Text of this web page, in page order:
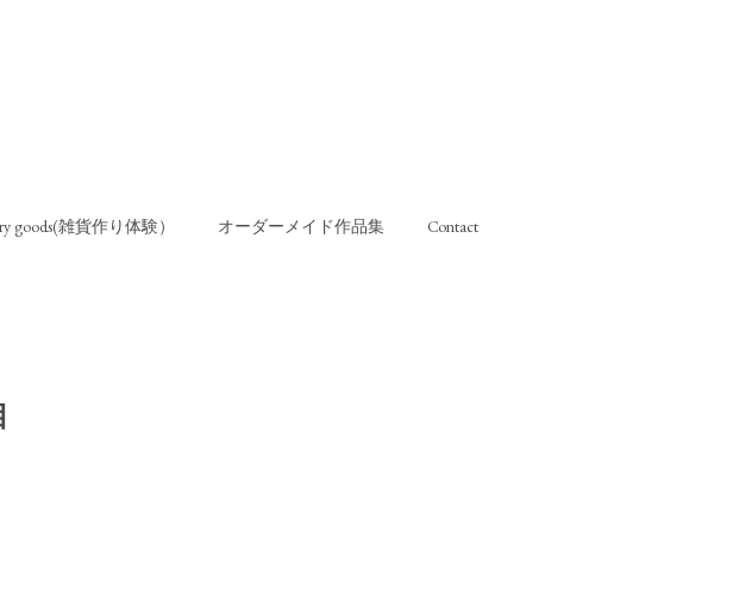
goods(雑貨作り体験） オーダーメイド作品集 Contact